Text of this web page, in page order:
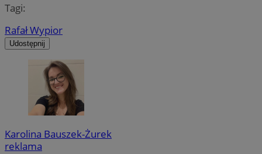
Tagi:
Rafał Wypior
Udostępnij
Karolina Bauszek-Żurek
reklama